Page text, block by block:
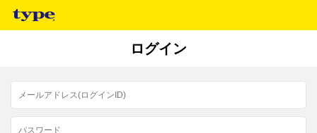
ログイン